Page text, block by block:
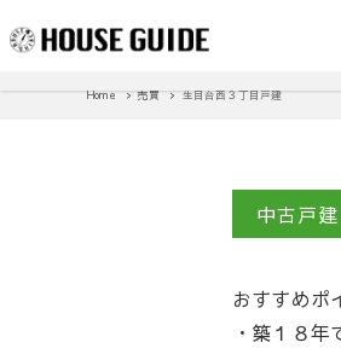
Home 売買 生目台西３丁目戸建
中古戸建
おすすめポ
・築１８